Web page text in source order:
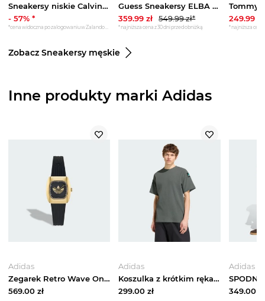
Sneakersy niskie Calvin Klein czarny
- 57% *
Guess Sneakersy ELBA | z dodatkiem skóry czarny
359.99 zł 549.99zł*
*najniższa cena z 30 dni przed obniżką
249.99zł
*najniższa cena
Zobacz Sneakersy męskie
Inne produkty marki Adidas
Adidas
Zegarek Retro Wave One Xsmall S Adidas
569.00 zł
Adidas
Koszulka z krótkim rękawem adidas Equipment Waffle Legend Ivy
299.00 zł
Adidas
349.00zł